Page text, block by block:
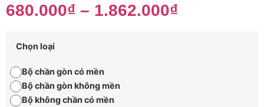
680.000₫ – 1.862.000₫
Chọn loại
Bộ chần gòn có mền
Bộ chần gòn không mền
Bộ không chần có mền